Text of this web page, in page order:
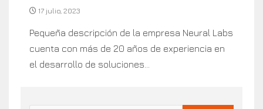
17 julio, 2023
Pequeña descripción de la empresa Neural Labs
cuenta con más de 20 años de experiencia en
el desarrollo de soluciones...